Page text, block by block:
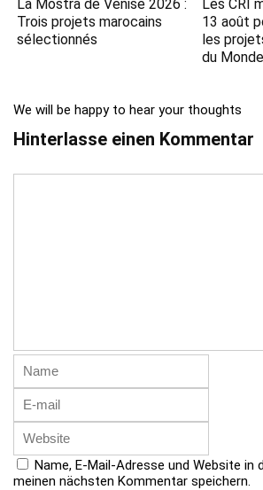
La Mostra de Venise 2026 :
Trois projets marocains
sélectionnés
Les CRI
13 août
les
du Monde
We will be happy to hear your thoughts
Hinterlasse einen Kommentar
Name, E-Mail-Adresse und Website in
meinen nächsten Kommentar speichern.